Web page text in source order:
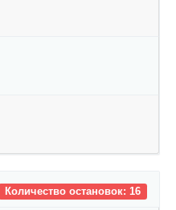
Количество остановок: 16